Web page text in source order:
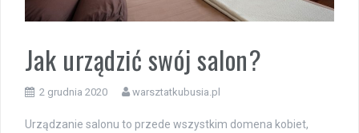
Jak urządzić swój salon?
2 grudnia 2020 warsztatkubusia.pl
Urządzanie salonu to przede wszystkim domena kobiet,